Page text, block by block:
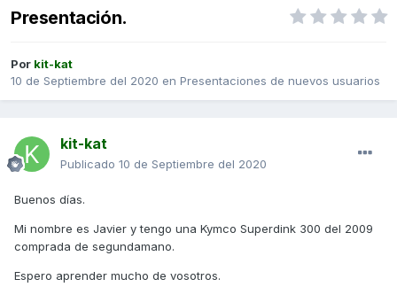
Presentación.
Por kit-kat
10 de Septiembre del 2020 en Presentaciones de nuevos usuarios
kit-kat
Publicado 10 de Septiembre del 2020
Buenos días.
Mi nombre es Javier y tengo una Kymco Superdink 300 del 2009
comprada de segundamano.
Espero aprender mucho de vosotros.